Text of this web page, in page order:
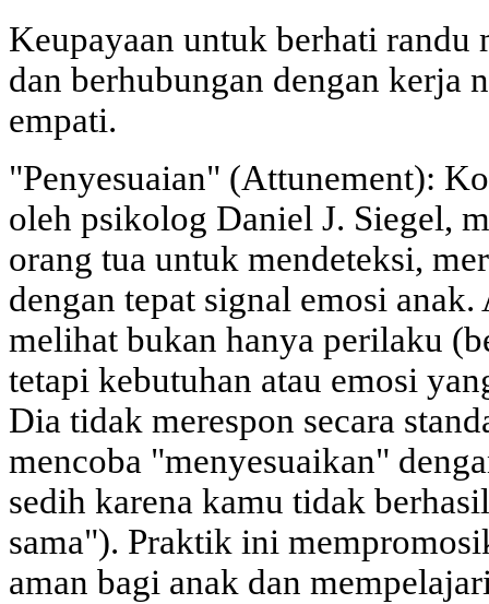
Keupayaan untuk berhati
dan berhubungan dengan kerja
empati.
"Penyesuaian" (Attunement):
oleh psikolog Daniel J. Siegel,
orang tua untuk mendeteksi,
dengan tepat signal emosi
melihat bukan hanya perilaku
tetapi kebutuhan atau emosi
Dia tidak merespon secara
mencoba "menyesuaikan"
sedih karena kamu tidak
sama"). Praktik ini
aman bagi anak dan